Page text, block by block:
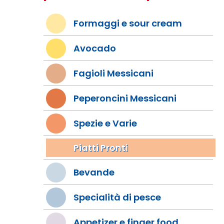
Formaggi e sour cream
Avocado
Fagioli Messicani
Peperoncini Messicani
Spezie e Varie
Piatti Pronti
Bevande
Specialità di pesce